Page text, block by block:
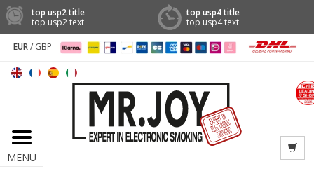
top usp2 title
top usp2 text
top usp4 title
top usp4 text
EUR/ GBP
MENU